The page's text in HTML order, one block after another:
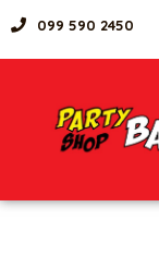
099 590 2450